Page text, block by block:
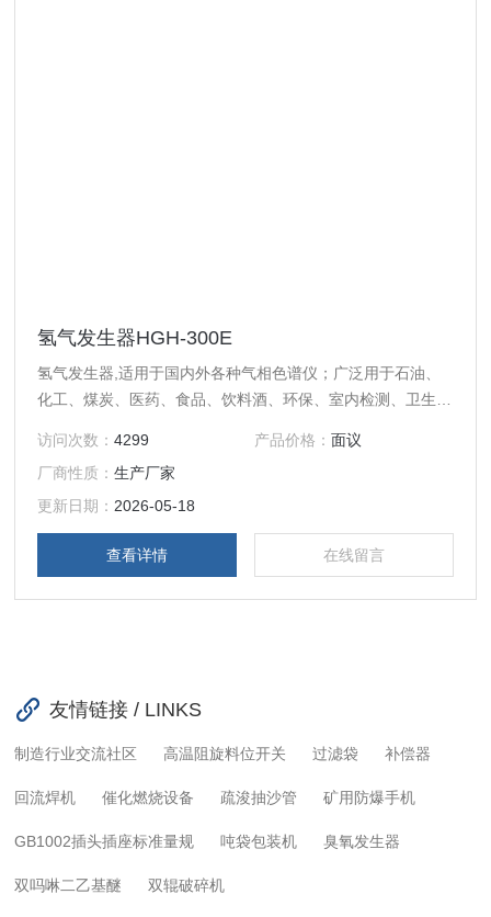
氢气发生器HGH-300E
氢气发生器,适用于国内外各种气相色谱仪；广泛用于石油、
化工、煤炭、医药、食品、饮料酒、环保、室内检测、卫生、
京汇龙
访问次数：4299 产品价格： 面议
厂商性质：生产厂家
更新日期： 2026-05-18
查看详情 在线留言
友情链接 / LINKS
制造行业交流社区 高温阻旋料位开关 过滤袋 补偿器
回流焊机 催化燃烧设备 疏浚抽沙管 矿用防爆手机
GB1002插头插座标准量规 吨袋包装机 臭氧发生器
双吗啉二乙基醚 双辊破碎机